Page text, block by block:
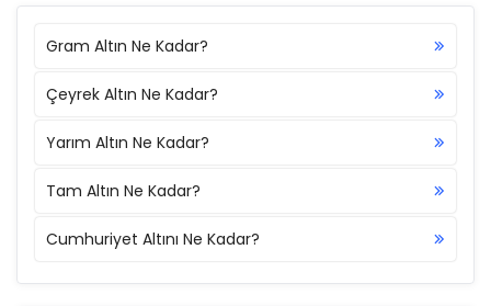
Gram Altın Ne Kadar?
Çeyrek Altın Ne Kadar?
Yarım Altın Ne Kadar?
Tam Altın Ne Kadar?
Cumhuriyet Altını Ne Kadar?